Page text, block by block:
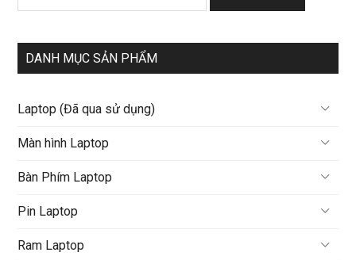
DANH MỤC SẢN PHẨM
Laptop (Đã qua sử dụng)
Màn hình Laptop
Bàn Phím Laptop
Pin Laptop
Ram Laptop